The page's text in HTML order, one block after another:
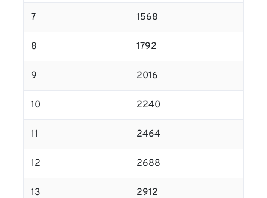
7 1568
8 1792
9 2016
10 2240
11 2464
12 2688
13 2912